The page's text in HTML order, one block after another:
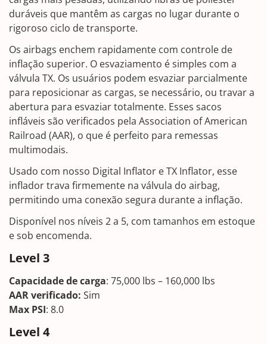
duráveis que mantêm as cargas no lugar durante o
rigoroso ciclo de transporte.
Os airbags enchem rapidamente com controle de
inflação superior. O esvaziamento é simples com a
válvula TX. Os usuários podem esvaziar parcialmente
para reposicionar as cargas, se necessário, ou travar a
abertura para esvaziar totalmente. Esses sacos
infláveis são verificados pela Association of American
Railroad (AAR), o que é perfeito para remessas
multimodais.
Usado com nosso Digital Inflator e TX Inflator, esse
inflador trava firmemente na válvula do airbag,
permitindo uma conexão segura durante a inflação.
Disponível nos níveis 2 a 5, com tamanhos em estoque
e sob encomenda.
Level 3
Capacidade de carga: 75,000 lbs – 160,000 lbs
AAR verificado: Sim
Max PSI: 8.0
Level 4